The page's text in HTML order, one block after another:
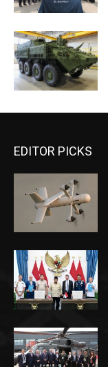
EDITOR PICKS